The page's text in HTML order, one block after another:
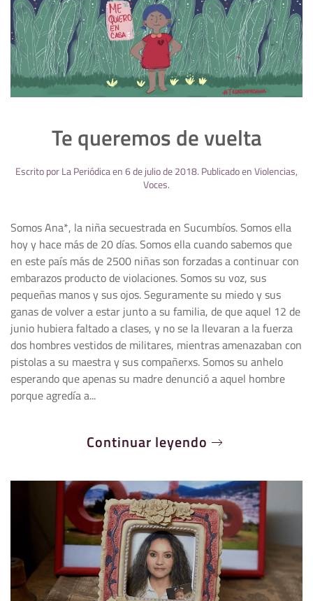
Te queremos de vuelta
Escrito porLa Periódicaen6 de julio de 2018. Publicado enViolencias,
Voces.
Somos Ana*, la niña secuestrada en Sucumbíos. Somos ella
hoy y hace más de 20 días. Somos ella cuando sabemos que
en este país más de 2500 niñas son forzadas a continuar con
embarazos producto de violaciones. Somos su voz, sus
pequeñas manos y sus ojos. Seguramente su miedo y sus
ganas de volver a estar junto a su familia, de que aquel 12 de
junio hubiera faltado a clases, y no se la llevaran a la fuerza
dos hombres vestidos de militares, mientras amenazaban con
pistolas a su maestra y sus compañerxs. Somos su anhelo
esperando que apenas su madre denunció a aquel hombre
porque agredía a...
Continuar leyendo